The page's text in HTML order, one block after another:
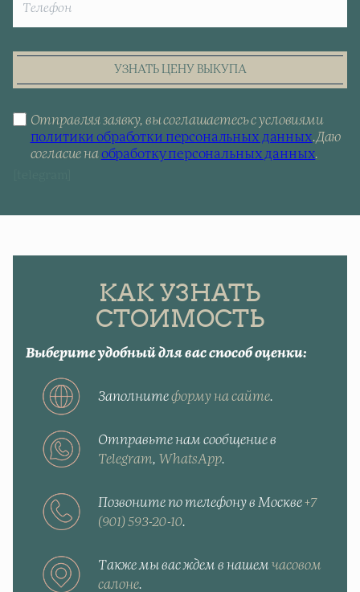
УЗНАТЬ ЦЕНУ ВЫКУПА
Отправляя заявку, вы соглашаетесь с условиями
политики обработки персональных данных.Даю
согласие наобработку персональных данных.
КАК УЗНАТЬ
СТОИМОСТЬ
Выберите удобный для вас способ оценки:
Заполнитеформу на сайте.
Отправьте нам сообщение в
Telegram, WhatsApp.
Позвоните по телефону в Москве+7
(901) 593-20-10.
Также мы вас ждем в нашем часовом
салоне.